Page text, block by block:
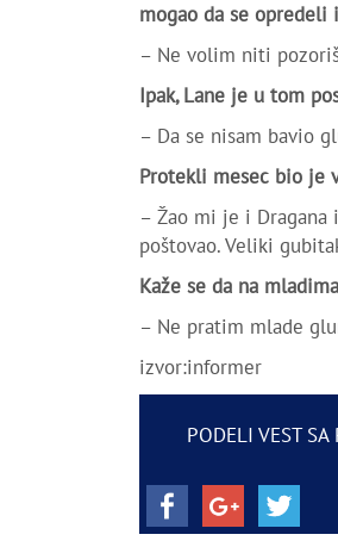
mogao da se opredeli
– Ne volim niti
Ipak, Lane je u tom
– Da se nisam bavio
Protekli mesec bio je
– Žao mi je i Dragana
poštovao. Veliki
Kaže se da na
– Ne pratim mlade
izvor:informer
PODELI VEST SA